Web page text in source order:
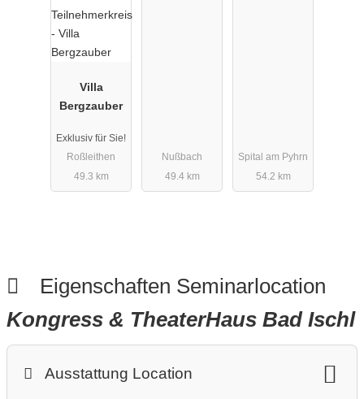
Villa
Bergzauber
Exklusiv für Sie!
Roßleithen
49.3 km
Nußbach
49.4 km
Spital am Pyhrn
54.2 km
Eigenschaften Seminarlocation
Kongress & TheaterHaus Bad Ischl
Ausstattung Location